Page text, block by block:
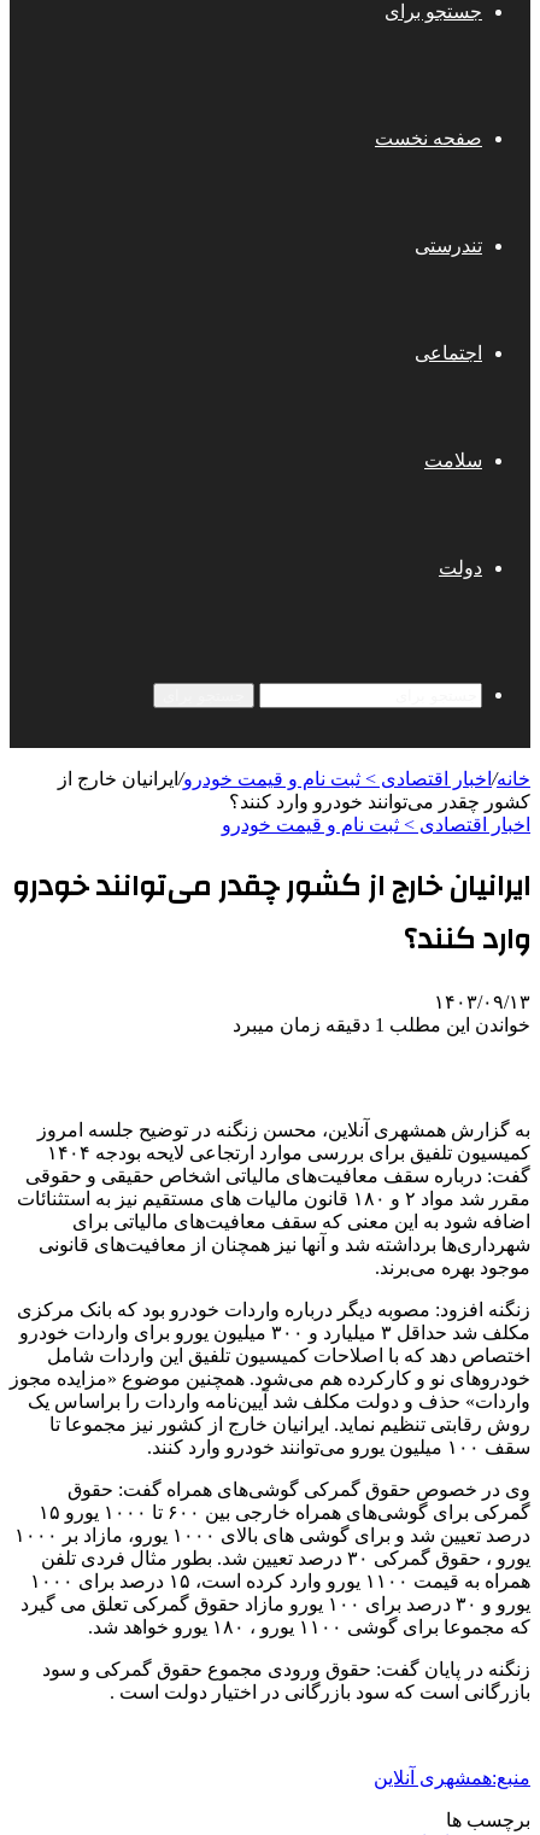
جستجو برای
صفحه نخست
تندرستی
اجتماعی
سلامت
دولت
خانه/ اخبار اقتصادی > ثبت نام و قیمت خودرو/ ایرانیان خارج از
کشور چقدر می‌توانند خودرو وارد کنند؟
اخبار اقتصادی > ثبت نام و قیمت خودرو
ایرانیان خارج از کشور چقدر می‌توانند خودرو
وارد کنند؟
۱۴۰۳/۰۹/۱۳
خواندن این مطلب 1 دقیقه زمان میبرد
به گزارش همشهری آنلاین،‌ محسن زنگنه در توضیح جلسه امروز
کمیسیون تلفیق برای بررسی موارد ارتجاعی لایحه بودجه ۱۴۰۴
گفت: درباره سقف معافیت‌های مالیاتی اشخاص حقیقی و حقوقی
مقرر شد مواد ۲ و ۱۸۰ قانون مالیات های مستقیم نیز به استثنائات
اضافه شود به این معنی که سقف معافیت‌های مالیاتی برای
شهرداری‌ها برداشته شد و آنها نیز همچنان از معافیت‌های قانونی
موجود بهره می‌برند.
زنگنه افزود: مصوبه دیگر درباره واردات خودرو بود که بانک مرکزی
مکلف شد حداقل ۳ میلیارد و ۳۰۰ میلیون یورو برای واردات خودرو
اختصاص دهد که با اصلاحات کمیسیون تلفیق این واردات شامل
خودروهای نو و کارکرده هم می‌شود. همچنین موضوع «مزایده مجوز
واردات» حذف و دولت مکلف شد آیین‌نامه‌ واردات را براساس یک
روش رقابتی تنظیم نماید. ایرانیان خارج از کشور نیز مجموعا تا
سقف ۱۰۰ میلیون یورو می‌توانند خودرو وارد کنند.
وی در خصوص حقوق گمرکی گوشی‌های همراه گفت: حقوق
گمرکی برای گوشی‌های همراه خارجی بین ۶۰۰ تا ۱۰۰۰ یورو ۱۵
درصد تعیین شد و برای گوشی های بالای ۱۰۰۰ یورو، مازاد بر ۱۰۰۰
یورو ، حقوق گمرکی ۳۰ درصد تعیین شد. بطور مثال فردی تلفن
همراه به قیمت ۱۱۰۰ یورو وارد کرده است، ۱۵ درصد برای ۱۰۰۰
یورو و ۳۰ درصد برای ۱۰۰ یورو مازاد حقوق گمرکی تعلق می گیرد
که مجموعا برای گوشی ۱۱۰۰ یورو ، ۱۸۰ یورو خواهد شد.
زنگنه در پایان گفت: حقوق ورودی مجموع حقوق گمرکی و سود
بازرگانی است که سود بازرگانی در اختیار دولت است .
منبع:همشهری آنلاین
برچسب ها